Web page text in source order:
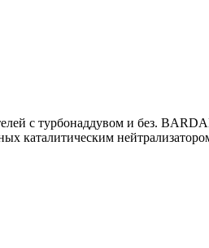
с турбонаддувом и без.
каталитическим